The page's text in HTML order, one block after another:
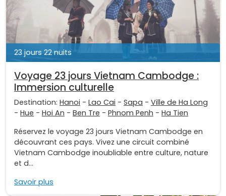
23 jours 22 nuits
Voyage 23 jours Vietnam Cambodge :
Immersion culturelle
Destination: Hanoi - Lao Cai - Sapa - Ville de Ha Long
- Hue - Hoi An - Ben Tre - Phnom Penh - Ha Tien
Réservez le voyage 23 jours Vietnam Cambodge en
découvrant ces pays. Vivez une circuit combiné
Vietnam Cambodge inoubliable entre culture, nature
et d...
Savoir plus